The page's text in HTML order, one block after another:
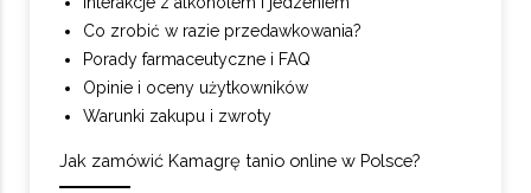
Co zrobić w razie przedawkowania?
Porady farmaceutyczne i FAQ
Opinie i oceny użytkowników
Warunki zakupu i zwroty
Jak zamówić Kamagrę tanio online w Polsce?